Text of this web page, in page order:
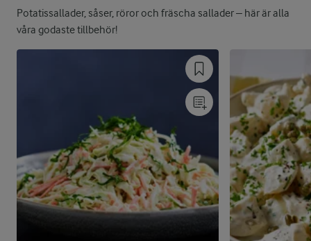
Potatissallader, såser, röror och fräscha sallader – här är alla
våra godaste tillbehör!